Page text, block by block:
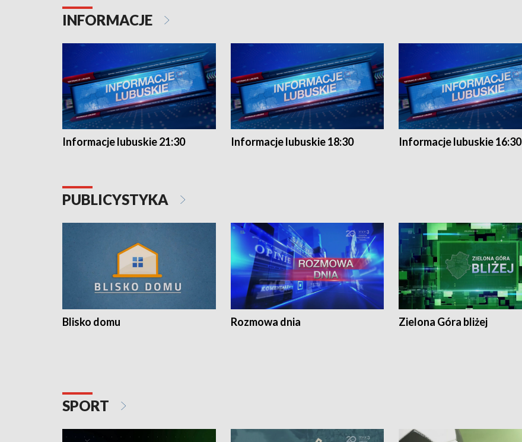
INFORMACJE
Informacje lubuskie 21:30 Informacje lubuskie 18:30 Informacje lubuskie 16:30
PUBLICYSTYKA
Blisko domu Rozmowa dnia Zielona Góra bliżej
SPORT